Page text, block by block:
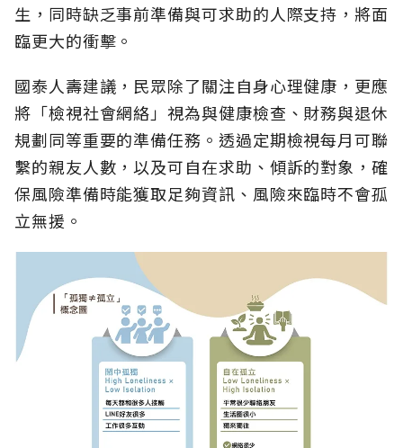
生，同時缺乏事前準備與可求助的人際支持，將面
臨更大的衝擊。
國泰人壽建議，民眾除了關注自身心理健康，更應
將「檢視社會網絡」視為與健康檢查、財務與退休
規劃同等重要的準備任務。透過定期檢視每月可聯
繫的親友人數，以及可自在求助、傾訴的對象，確
保風險準備時能獲取足夠資訊、風險來臨時不會孤
立無援。